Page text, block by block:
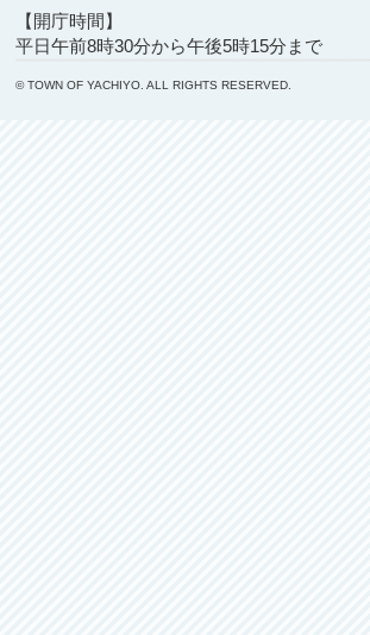
【開庁時間】
平日午前8時30分から午後5時15分まで
© TOWN OF YACHIYO. ALL RIGHTS RESERVED.